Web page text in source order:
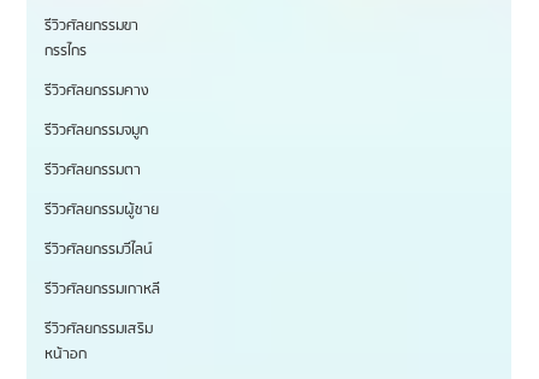
รีวิวศัลยกรรมขา
กรรไกร
รีวิวศัลยกรรมคาง
รีวิวศัลยกรรมจมูก
รีวิวศัลยกรรมตา
รีวิวศัลยกรรมผู้ชาย
รีวิวศัลยกรรมวีไลน์
รีวิวศัลยกรรมเกาหลี
รีวิวศัลยกรรมเสริม
หน้าอก